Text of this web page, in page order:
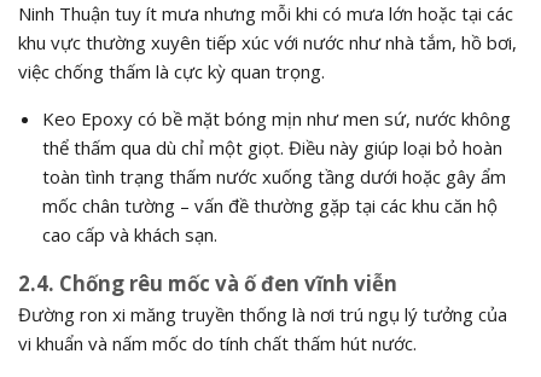
Ninh Thuận tuy ít mưa nhưng mỗi khi có mưa lớn hoặc tại các
khu vực thường xuyên tiếp xúc với nước như nhà tắm, hồ bơi,
việc chống thấm là cực kỳ quan trọng.
Keo Epoxy có bề mặt bóng mịn như men sứ, nước không
thể thấm qua dù chỉ một giọt. Điều này giúp loại bỏ hoàn
toàn tình trạng thấm nước xuống tầng dưới hoặc gây ẩm
mốc chân tường – vấn đề thường gặp tại các khu căn hộ
cao cấp và khách sạn.
2.4. Chống rêu mốc và ố đen vĩnh viễn
Đường ron xi măng truyền thống là nơi trú ngụ lý tưởng của
vi khuẩn và nấm mốc do tính chất thấm hút nước.